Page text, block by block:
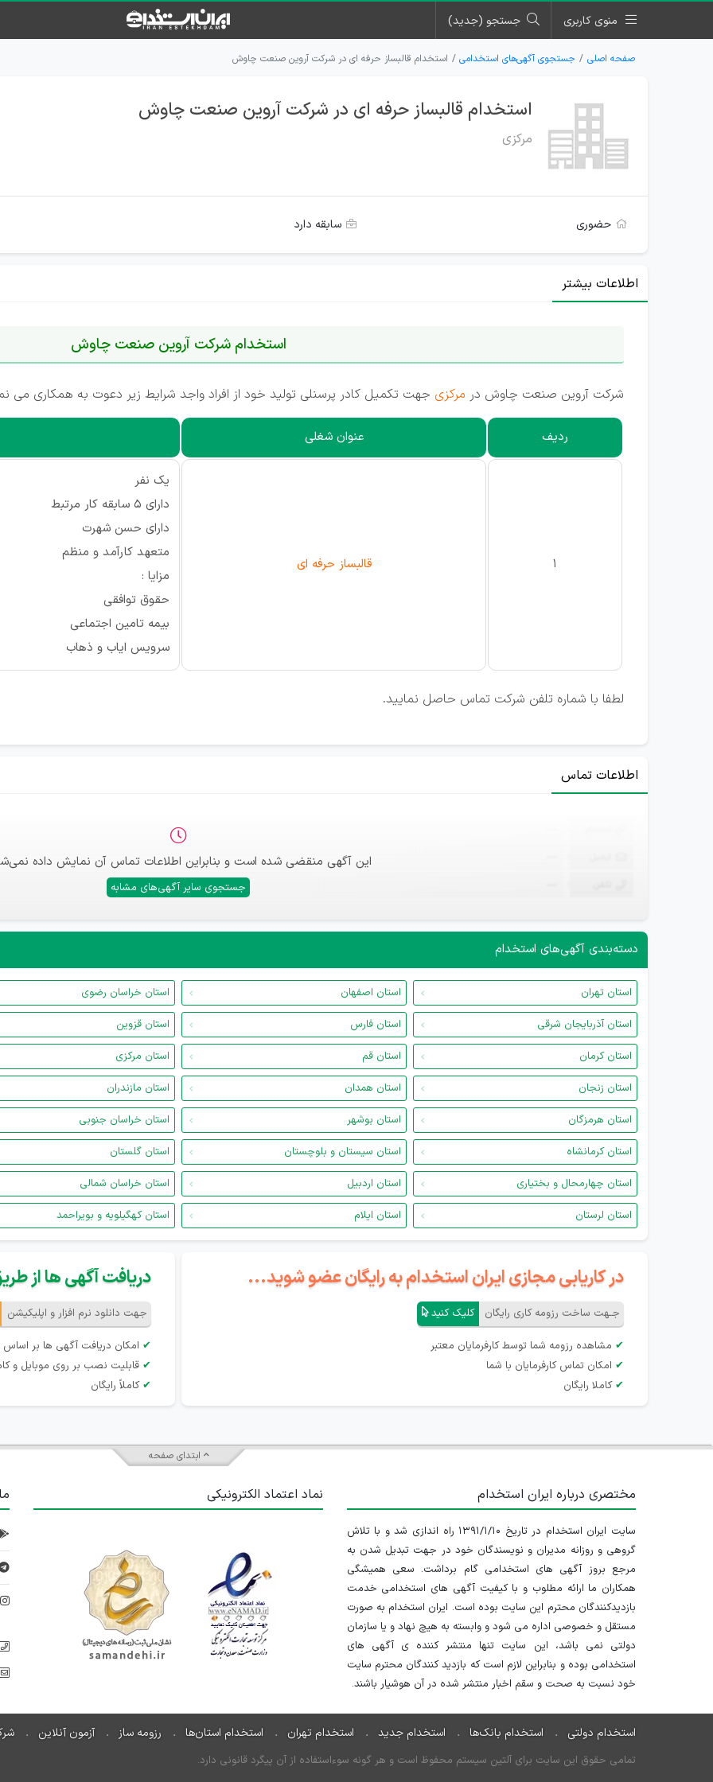
منوی کاربری جستجو (جدید)
صفحه اصلی جستجوی آگهی‌های استخدامی استخدام قالبساز حرفه ای در شرکت آروین صنعت چاوش
استخدام قالبساز حرفه ای در شرکت آروین صنعت چاوش
مرکزی
حضوری سابقه دارد
اطلاعات بیشتر
استخدام شرکت آروین صنعت چاوش
شرکت آروین صنعت چاوش در مرکزی جهت تکمیل کادر پرسنلی تولید خود از افراد واجد شرایط زیر دعوت به همکاری می
ردیف عنوان شغلی
1 قالبساز حرفه ای
یک نفر
دارای 5 سابقه کار مرتبط
دارای حسن شهرت
متعهد کارآمد و منظم
مزایا :
حقوق توافقی
بیمه تامین اجتماعی
سرویس ایاب و ذهاب
لطفا با شماره تلفن شرکت تماس حاصل نمایید.
اطلاعات تماس
این آگهی منقضی شده است و بنابراین اطلاعات تماس آن نمایش داده
جستجوی سایر آگهی‌های مشابه
دسته‌بندی آگهی‌های استخدام
استان تهران استان اصفهان استان خراسان رضوی
استان آذربایجان شرقی
استان فارس استان قزوین
استان کرمان
استان قم استان مرکزی
استان زنجان
استان همدان استان مازندران
استان هرمزگان
استان بوشهر استان خراسان جنوبی
استان کرمانشاه
استان سیستان و بلوچستان استان گلستان
استان چهارمحال و بختیاری
استان اردبیل استان خراسان شمالی
استان لرستان
استان ایلام استان کهگیلویه و بویراحمد
در کاریابی مجازی ایران استخدام به رایگان عضو شوید...
جـهت ساخت رزومه کاری رایگان کلیک کنید
✔ مشاهده رزومه شما توسط کارفرمایان معتبر
✔ امکان تماس کارفرمایان با شما
✔ کاملا رایگان
دریافت آگهی ها از
جهت دانلود نرم افزار و اپلیکیشن
✔ امکان دریافت آگهی ها بر
✔ قابلیت نصب بر روی موبایل و
✔ کاملاً رایگان
ابتدای صفحه
مختصری درباره ایران استخدام
سایت ایران استخدام در تاریخ ۱۳۹۱/۱/۱۰ راه اندازی شد و با تلاش
گروهی و روزانه مدیران و نویسندگان خود در جهت تبدیل شدن به
مرجع بروز آگهی های استخدامی گام برداشت. سعی همیشگی
همکاران ما ارائه مطلوب و با کیفیت آگهی های استخدامی خدمت
بازدیدکنندگان محترم این سایت بوده است. ایران استخدام به صورت
مستقل و خصوصی اداره می شود و وابسته به هیچ نهاد و یا سازمان
دولتی نمی باشد، این سایت تنها منتشر کننده ی آگهی های
استخدامی بوده و بنابراین لازم است که بازدید کنندگان محترم سایت
خود نسبت به صحت و سقم اخبار منتشر شده در آن هوشیار باشند.
نماد اعتماد الکترونیکی
استخدام دولتی استخدام بانک‌ها استخدام جدید استخدام تهران استخدام استان‌ها رزومه ساز آزمون آنلاین
تمامی حقوق این سایت برای آلتین سیستم محفوظ است و هر گونه سوءاستفاده از آن پیگرد قانونی دارد.